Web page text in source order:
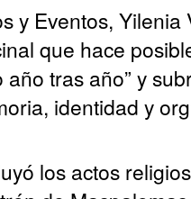
y Eventos, Yilenia
que hace
tras año” y
identidad y
los actos